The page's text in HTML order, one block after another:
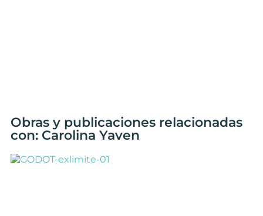
Obras y publicaciones relacionadas
con: Carolina Yaven